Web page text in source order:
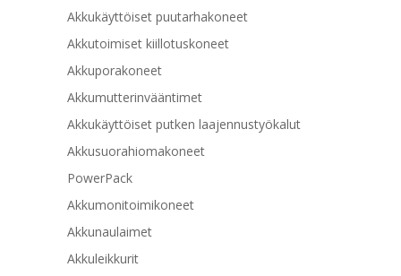
Akkukäyttöiset puutarhakoneet
Akkutoimiset kiillotuskoneet
Akkuporakoneet
Akkumutterinvääntimet
Akkukäyttöiset putken laajennustyökalut
Akkusuorahiomakoneet
PowerPack
Akkumonitoimikoneet
Akkunaulaimet
Akkuleikkurit